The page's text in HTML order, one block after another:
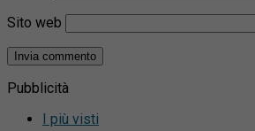
Sito web
Pubblicità
I più visti